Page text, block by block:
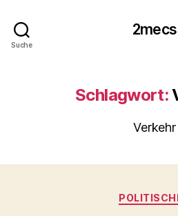
Suche
2mecs
Schlagwort:
Verkehr